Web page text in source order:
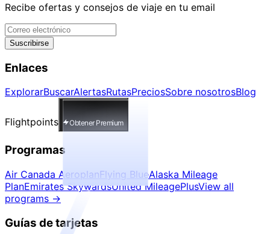
Recibe ofertas y consejos de viaje en tu email
Suscribirse
Enlaces
ExplorarBuscarAlertasRutasPreciosSobre nosotrosBlog
Flightpoints Obtener Premium
Programas
Air Canada AeroplanFlying BlueAlaska Mileage
PlanEmirates SkywardsUnited MileagePlusView all
programs →
Guías de tarjetas